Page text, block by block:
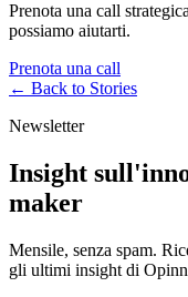
Prenota una call
possiamo aiutarti.
Prenota una call
← Back to Stories
Newsletter
Insight
maker
Mensile, senza spam.
gli ultimi insight di